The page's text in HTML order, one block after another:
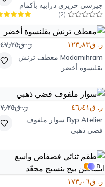
جيرسي حريري درابيه بأكمام
مزمومة
(
2
)
ر. ق١٢٣٫٨٣ ر. ق١٤٧٫٢٥
Modamihram معطف ترنش
بقلنسوة أخضر
ر. ق٤٦٫٤١ ر. ق٧٧٫٣٥
Byp Atelier سوار ملفوف
فضي ذهبي
8
ر. ق١٧٣٫٠٦